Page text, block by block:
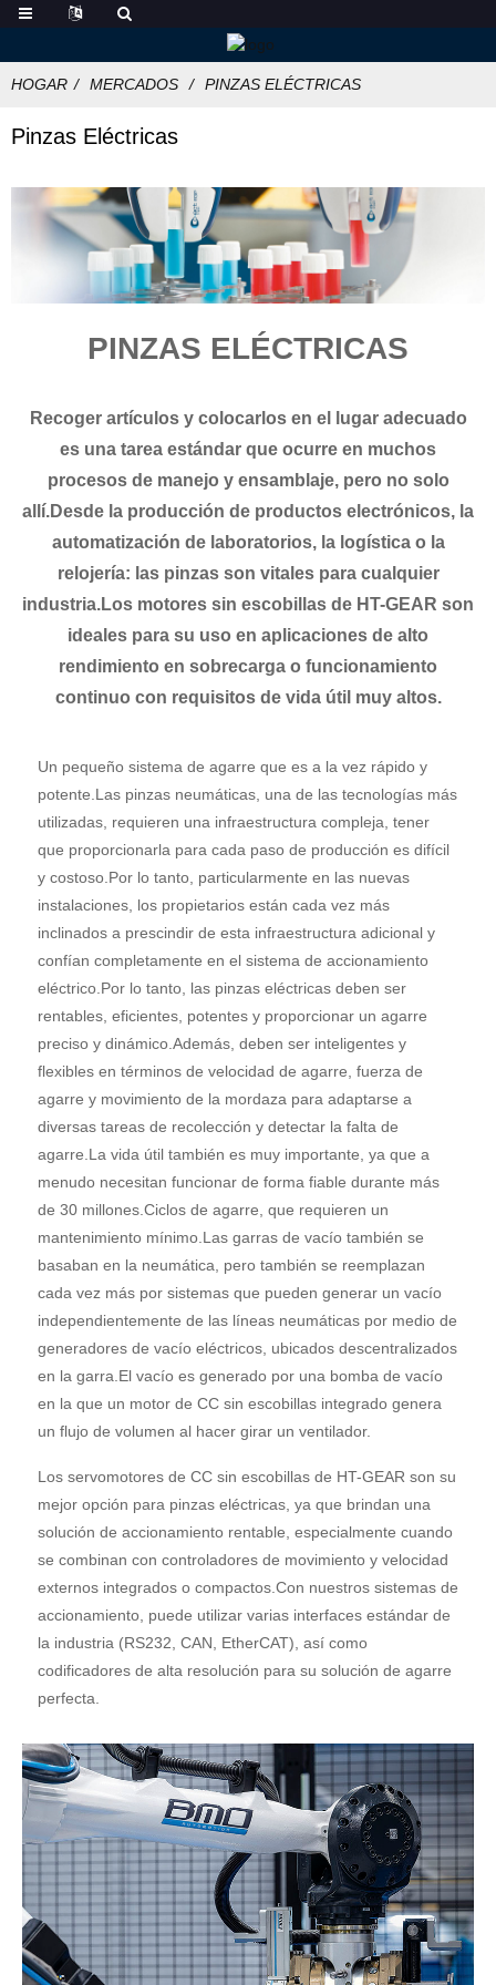
HOGAR MERCADOS PINZAS ELÉCTRICAS
Pinzas Eléctricas
PINZAS ELÉCTRICAS
Recoger artículos y colocarlos en el lugar adecuado
es una tarea estándar que ocurre en muchos
procesos de manejo y ensamblaje, pero no solo
allí.Desde la producción de productos electrónicos, la
automatización de laboratorios, la logística o la
relojería: las pinzas son vitales para cualquier
industria.Los motores sin escobillas de HT-GEAR son
ideales para su uso en aplicaciones de alto
rendimiento en sobrecarga o funcionamiento
continuo con requisitos de vida útil muy altos.
Un pequeño sistema de agarre que es a la vez rápido y
potente.Las pinzas neumáticas, una de las tecnologías más
utilizadas, requieren una infraestructura compleja, tener
que proporcionarla para cada paso de producción es difícil
y costoso.Por lo tanto, particularmente en las nuevas
instalaciones, los propietarios están cada vez más
inclinados a prescindir de esta infraestructura adicional y
confían completamente en el sistema de accionamiento
eléctrico.Por lo tanto, las pinzas eléctricas deben ser
rentables, eficientes, potentes y proporcionar un agarre
preciso y dinámico.Además, deben ser inteligentes y
flexibles en términos de velocidad de agarre, fuerza de
agarre y movimiento de la mordaza para adaptarse a
diversas tareas de recolección y detectar la falta de
agarre.La vida útil también es muy importante, ya que a
menudo necesitan funcionar de forma fiable durante más
de 30 millones.Ciclos de agarre, que requieren un
mantenimiento mínimo.Las garras de vacío también se
basaban en la neumática, pero también se reemplazan
cada vez más por sistemas que pueden generar un vacío
independientemente de las líneas neumáticas por medio de
generadores de vacío eléctricos, ubicados descentralizados
en la garra.El vacío es generado por una bomba de vacío
en la que un motor de CC sin escobillas integrado genera
un flujo de volumen al hacer girar un ventilador.
Los servomotores de CC sin escobillas de HT-GEAR son su
mejor opción para pinzas eléctricas, ya que brindan una
solución de accionamiento rentable, especialmente cuando
se combinan con controladores de movimiento y velocidad
externos integrados o compactos.Con nuestros sistemas de
accionamiento, puede utilizar varias interfaces estándar de
la industria (RS232, CAN, EtherCAT), así como
codificadores de alta resolución para su solución de agarre
perfecta.